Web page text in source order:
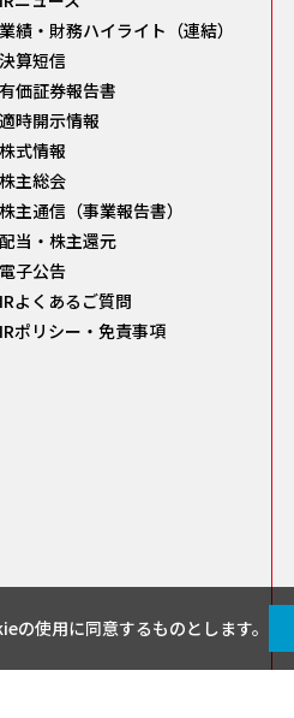
使用に同意するものとします。
業績・財務ハイライト（連結）
決算短信
有価証券報告書
適時開示情報
株式情報
株主総会
株主通信（事業報告書）
配当・株主還元
電子公告
IRよくあるご質問
IRポリシー・免責事項